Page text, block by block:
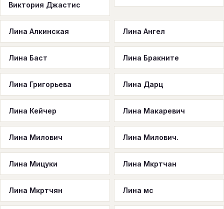
Виктория Джастис
Лина Алкинская Лина Ангел
Лина Баст Лина Бракните
Лина Григорьева Лина Дарц
Лина Кейчер Лина Макаревич
Лина Милович Лина Милович.
Лина Мицуки Лина Мкртчан
Лина Мкртчян Лина мс